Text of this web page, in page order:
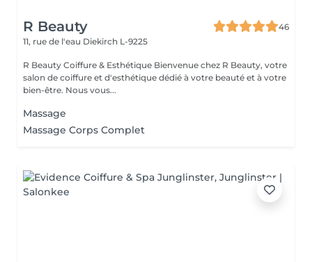
R Beauty
46
11, rue de l'eau Diekirch L-9225
R Beauty Coiffure & Esthétique Bienvenue chez R Beauty, votre
salon de coiffure et d'esthétique dédié à votre beauté et à votre
bien-être. Nous vous...
Massage
Massage Corps Complet